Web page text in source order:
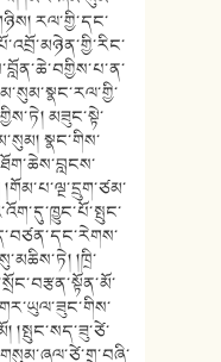
རལ་གྱི་དང་
མཟུང་སྟེ་
སྣང་གིས་
།ཁྲི་
།སྤུང་སད་ཟུ་ཙེ་